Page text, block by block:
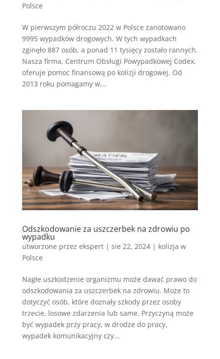
Polsce
W pierwszym półroczu 2022 w Polsce zanotowano
9995 wypadków drogowych. W tych wypadkach
zginęło 887 osób, a ponad 11 tysięcy zostało rannych.
Nasza firma, Centrum Obsługi Powypadkowej Codex,
oferuje pomoc finansową po kolizji drogowej. Od
2013 roku pomagamy w...
Odszkodowanie za uszczerbek na zdrowiu po
wypadku
utworzone przez ekspert| sie 22, 2024| kolizja w
Polsce
Nagłe uszkodzenie organizmu może dawać prawo do
odszkodowania za uszczerbek na zdrowiu. Może to
dotyczyć osób, które doznały szkody przez osoby
trzecie, losowe zdarzenia lub same. Przyczyną może
być wypadek przy pracy, w drodze do pracy,
wypadek komunikacyjny czy...